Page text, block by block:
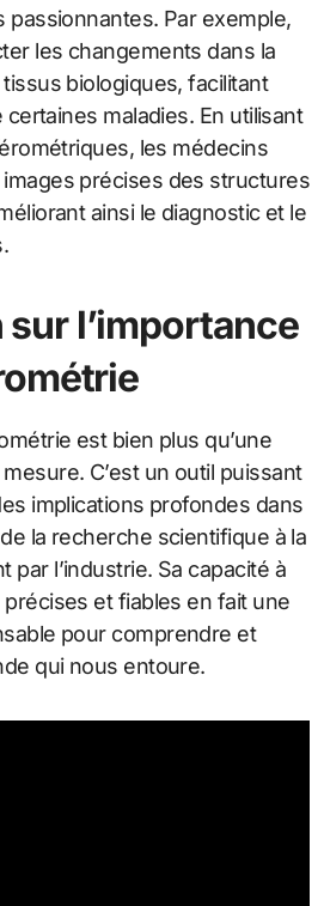
passionnantes. Par exemple,
les changements dans la
biologiques, facilitant
maladies. En utilisant
les médecins
précises des structures
ainsi le diagnostic et le
l’importance
est bien plus qu’une
C’est un outil puissant
implications profondes dans
la recherche scientifique à la
par l’industrie. Sa capacité à
et fiables en fait une
pour comprendre et
qui nous entoure.